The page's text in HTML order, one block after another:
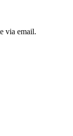
via email.